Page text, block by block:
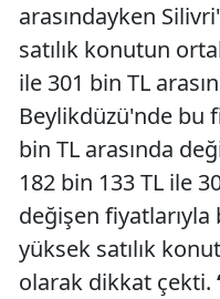
arasındayken
satılık konutun
ile 301 bin TL
Beylikdüzü'nde bu
bin TL arasında
182 bin 133 TL ile
değişen fiyatlarıyla
yüksek satılık
olarak dikkat çekti.